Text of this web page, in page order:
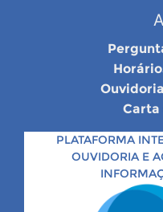
Carta
PLATAFORMA
OUVIDORIA E